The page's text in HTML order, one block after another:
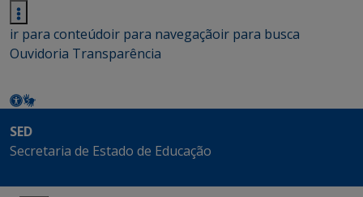
ir para conteúdoir para navegaçãoir para busca
Ouvidoria Transparência
SED
Secretaria de Estado de Educação